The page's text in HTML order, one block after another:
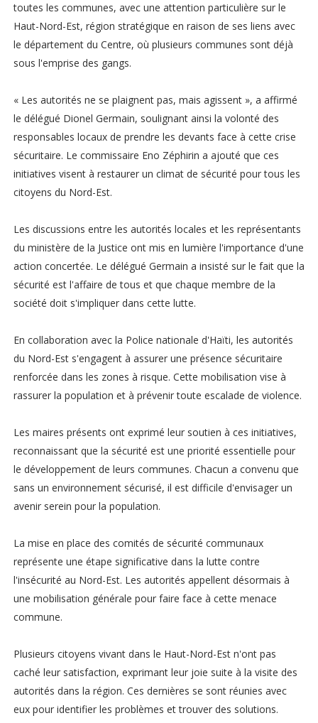
toutes les communes, avec une attention particulière sur le
Haut-Nord-Est, région stratégique en raison de ses liens avec
le département du Centre, où plusieurs communes sont déjà
sous l'emprise des gangs.
« Les autorités ne se plaignent pas, mais agissent », a affirmé
le délégué Dionel Germain, soulignant ainsi la volonté des
responsables locaux de prendre les devants face à cette crise
sécuritaire. Le commissaire Eno Zéphirin a ajouté que ces
initiatives visent à restaurer un climat de sécurité pour tous les
citoyens du Nord-Est.
Les discussions entre les autorités locales et les représentants
du ministère de la Justice ont mis en lumière l'importance d'une
action concertée. Le délégué Germain a insisté sur le fait que la
sécurité est l'affaire de tous et que chaque membre de la
société doit s'impliquer dans cette lutte.
En collaboration avec la Police nationale d'Haïti, les autorités
du Nord-Est s'engagent à assurer une présence sécuritaire
renforcée dans les zones à risque. Cette mobilisation vise à
rassurer la population et à prévenir toute escalade de violence.
Les maires présents ont exprimé leur soutien à ces initiatives,
reconnaissant que la sécurité est une priorité essentielle pour
le développement de leurs communes. Chacun a convenu que
sans un environnement sécurisé, il est difficile d'envisager un
avenir serein pour la population.
La mise en place des comités de sécurité communaux
représente une étape significative dans la lutte contre
l'insécurité au Nord-Est. Les autorités appellent désormais à
une mobilisation générale pour faire face à cette menace
commune.
Plusieurs citoyens vivant dans le Haut-Nord-Est n'ont pas
caché leur satisfaction, exprimant leur joie suite à la visite des
autorités dans la région. Ces dernières se sont réunies avec
eux pour identifier les problèmes et trouver des solutions.